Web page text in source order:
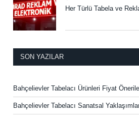
Her Türlü Tabela ve
SON YAZILAR
Bahçelievler Tabelacı Ürünleri Fiyat
Bahçelievler Tabelacı Sanatsal